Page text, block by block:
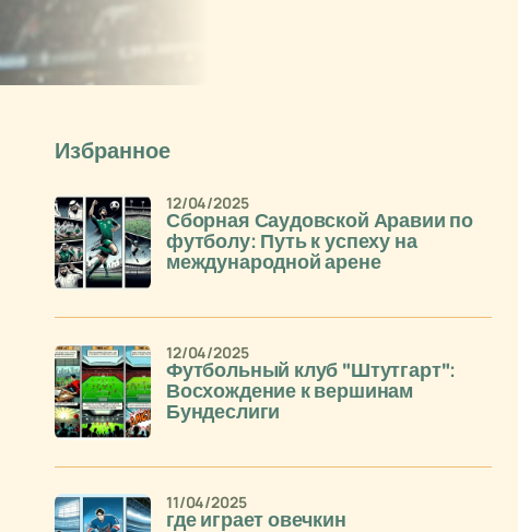
Избранное
Сборная Саудовской Аравии по
футболу: Путь к успеху на
международной арене
12/04/2025
Футбольный клуб "Штутгарт":
Восхождение к вершинам
Бундеслиги
12/04/2025
где играет овечкин
11/04/2025